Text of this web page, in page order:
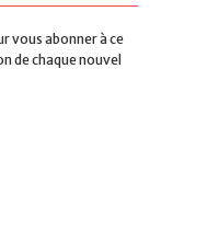
PAR
vous abonner à ce